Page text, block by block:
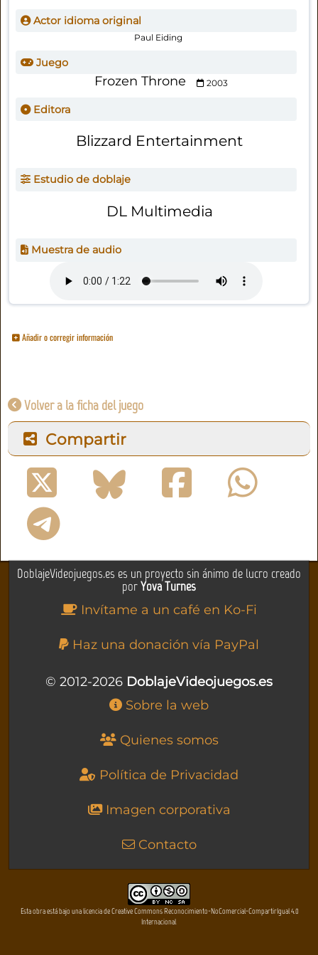
Actor idioma original
Paul Eiding
Juego
Frozen Throne 2003
Editora
Blizzard Entertainment
Estudio de doblaje
DL Multimedia
Muestra de audio
Añadir o corregir información
Volver a la ficha del juego
Compartir
DoblajeVideojuegos.es es un proyecto sin ánimo de lucro creado
porYova Turnes
Invítame a un café en Ko-Fi
Haz una donación vía PayPal
© 2012-2026 DoblajeVideojuegos.es
Sobre la web
Quienes somos
Política de Privacidad
Imagen corporativa
Contacto
Esta obra está bajo una licencia de Creative Commons Reconocimiento-NoComercial-CompartirIgual 4.0
Internacional